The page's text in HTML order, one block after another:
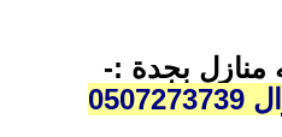
منازل بجدة :-